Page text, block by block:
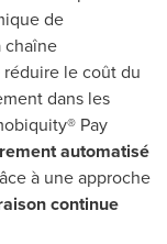
de
chaîne
le coût du
dans les
Pay
automatisé
à une approche
continue